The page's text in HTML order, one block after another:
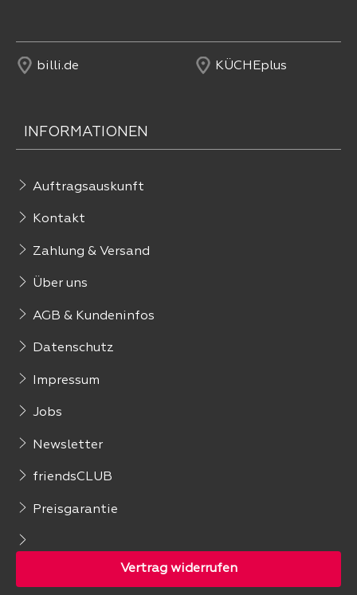
billi.de KÜCHEplus
INFORMATIONEN
Auftragsauskunft
Kontakt
Zahlung & Versand
Über uns
AGB & Kundeninfos
Datenschutz
Impressum
Jobs
Newsletter
friendsCLUB
Preisgarantie